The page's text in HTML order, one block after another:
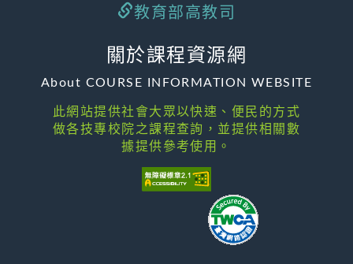
教育部高教司
關於課程資源網
About COURSE INFORMATION WEBSITE
此網站提供社會大眾以快速、便民的方式
做各技專校院之課程查詢，並提供相關數
據提供參考使用。